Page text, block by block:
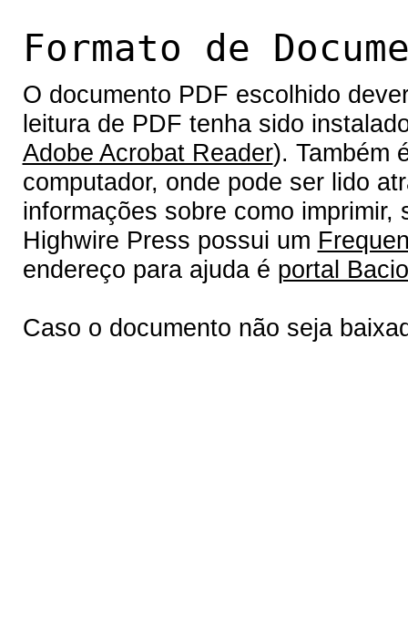
Formato de
O documento PDF escolhido
leitura de PDF tenha sido
Adobe Acrobat Reader). Também
computador, onde pode ser lido
informações sobre como
Highwire Press possui um
endereço para ajuda é portal
Caso o documento não seja